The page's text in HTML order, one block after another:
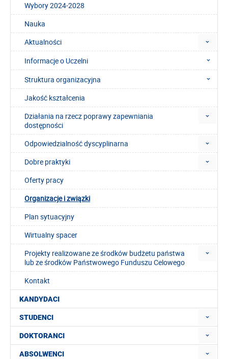
Wybory 2024-2028
Nauka
Aktualności
Informacje o Uczelni
Struktura organizacyjna
Jakość kształcenia
Działania na rzecz poprawy zapewniania
dostępności
Odpowiedzialność dyscyplinarna
Dobre praktyki
Oferty pracy
Organizacje i związki
Plan sytuacyjny
Wirtualny spacer
Projekty realizowane ze środków budżetu państwa
lub ze środków Państwowego Funduszu Celowego
Kontakt
KANDYDACI
STUDENCI
DOKTORANCI
ABSOLWENCI